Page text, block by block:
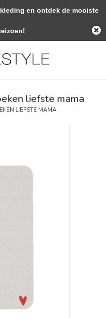
0 Artikelen - €0,00
liefste mama
LIEFSTE MAMA
en ontdek de mooiste